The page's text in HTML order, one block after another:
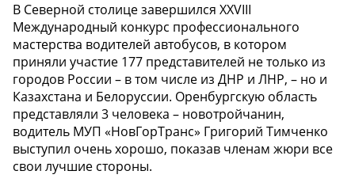
В Северной столице завершился XXVIII
Международный конкурс профессионального
мастерства водителей автобусов, в котором
приняли участие 177 представителей не только из
городов России – в том числе из ДНР и ЛНР, – но и
Казахстана и Белоруссии. Оренбургскую область
представляли 3 человека – новотройчанин,
водитель МУП «НовГорТранс» Григорий Тимченко
выступил очень хорошо, показав членам жюри все
свои лучшие стороны.